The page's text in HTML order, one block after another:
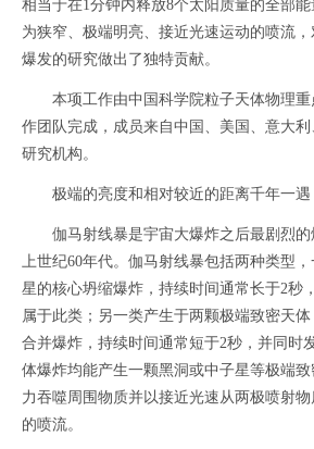
相当于在1分钟内释放8个太阳质量的全部
为狭窄、极端明亮、接近光速运动的喷流
爆发的研究做出了独特贡献。
本项工作由中国科学院粒子天体物理重
作团队完成，成员来自中国、美国、意大
研究机构。
极端的亮度和相对较近的距离千年一遇
伽马射线暴是宇宙大爆炸之后最剧烈的
上世纪60年代。伽马射线暴包括两种类型
星的核心坍缩爆炸，持续时间通常长于2秒
属于此类；另一类产生于两颗极端致密天
合并爆炸，持续时间通常短于2秒，并同时
体爆炸均能产生一颗黑洞或中子星等极端致
力吞噬周围物质并以接近光速从两极喷射
的喷流。